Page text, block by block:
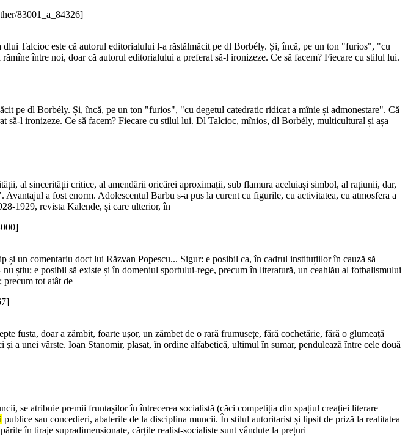
83001_a_84326]
Talcioc este că autorul editorialului l-a răstălmăcit pe dl Borbély. Și, încă, pe un ton "furios", "cu
între noi, doar că autorul editorialului a preferat să-l ironizeze. Ce să facem? Fiecare cu stilul lui.
pe dl Borbély. Și, încă, pe un ton "furios", "cu degetul catedratic ridicat a mînie și admonestare". Că
să-l ironizeze. Ce să facem? Fiecare cu stilul lui. Dl Talcioc, mînios, dl Borbély, multicultural și așa
al sincerității critice, al amendării oricărei aproximații, sub flamura aceluiași simbol, al rațiunii, dar,
Avantajul a fost enorm. Adolescentul Barbu s-a pus la curent cu figurile, cu activitatea, cu atmosfera a
1929, revista Kalende, și care ulterior, în
un comentariu doct lui Răzvan Popescu... Sigur: e posibil ca, în cadrul instituțiilor în cauză să
știu; e posibil să existe și în domeniul sportului-rege, precum în literatură, un ceahlău al fotbalismului
precum tot atât de
fusta, doar a zâmbit, foarte ușor, un zâmbet de o rară frumusețe, fără cochetărie, fără o glumeață
a unei vârste. Ioan Stanomir, plasat, în ordine alfabetică, ultimul în sumar, pendulează între cele două
se atribuie premii fruntașilor în întrecerea socialistă (căci competiția din spațiul creației literare
publice sau concedieri, abaterile de la disciplina muncii. În stilul autoritarist și lipsit de priză la realitatea
în tiraje supradimensionate, cărțile realist-socialiste sunt vândute la prețuri